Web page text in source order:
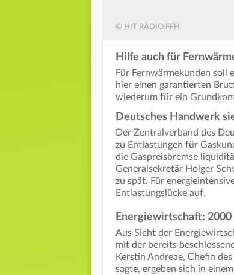
© HIT RADIO FFH
Hilfe auch für
Für Fernwärmekunden soll
hier einen garantierten
wiederum für ein
Deutsches Handwerk
Der Zentralverband des
zu Entlastungen für
die Gaspreisbremse
Generalsekretär Holger
zu spät. Für
Entlastungslücke auf.
Energiewirtschaft:
Aus Sicht der
mit der bereits
Kerstin Andreae, Chefin
sagte, ergeben sich in